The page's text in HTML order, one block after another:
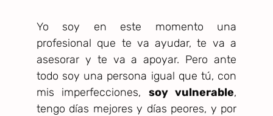
Yo soy en este momento una
profesional que te va ayudar, te va a
asesorar y te va a apoyar. Pero ante
todo soy una persona igual que tú, con
mis imperfecciones, soy vulnerable,
tengo días mejores y días peores, y por